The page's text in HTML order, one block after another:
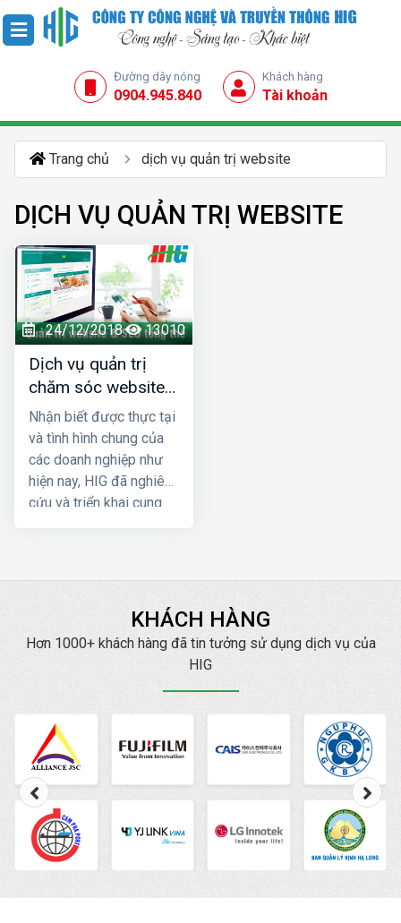
Đường dây nóng
0904.945.840
Khách hàng
Tài khoản
Trang chủ dịch vụ quản trị website
DỊCH VỤ QUẢN TRỊ WEBSITE
24/12/2018 13010
Dịch vụ quản trị
chăm sóc website
& SEO tổng thể
Nhận biết được thực tại
và tình hình chung của
các doanh nghiệp như
hiện nay, HIG đã nghiên
cứu và triển khai cung
hợp lý nhưng giá trị
khách hàng nhận lại là
hơn gấp nhiều lần so với
website riêng. Trong
quá trình chăm sóc
quản trị website chúng
tôi kết hợp với việc phân
tích từ khóa và SEO từ
khóa để đưa các từ
khóa trong mảng kinh
doanh của khách hàng
KHÁCH HÀNG
Hơn 1000+ khách hàng đã tin tưởng sử dụng dịch vụ của
HIG